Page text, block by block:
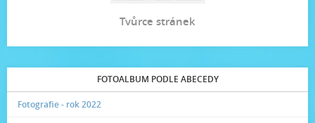
Tvůrce stránek
FOTOALBUM PODLE ABECEDY
Fotografie - rok 2022